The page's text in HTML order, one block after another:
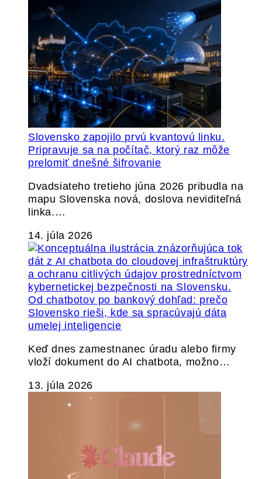
Slovensko zapojilo prvú kvantovú linku.
Pripravuje sa na počítač, ktorý raz môže
prelomiť dnešné šifrovanie
Dvadsiateho tretieho júna 2026 pribudla na
mapu Slovenska nová, doslova neviditeľná
linka.…
14. júla 2026
Od chatbotov po bankový dohľad: prečo
Slovensko rieši, kde sa spracúvajú dáta
umelej inteligencie
Keď dnes zamestnanec úradu alebo firmy
vloží dokument do AI chatbota, možno…
13. júla 2026